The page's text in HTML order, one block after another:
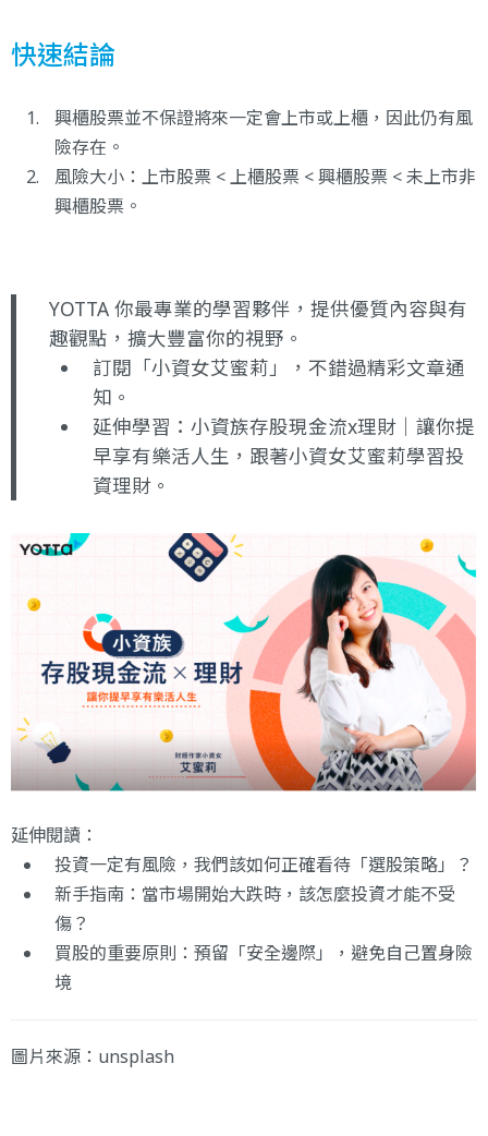
快速結論
興櫃股票並不保證將來一定會上市或上櫃，因此仍有風
險存在。
風險大小：上市股票 < 上櫃股票 < 興櫃股票 < 未上市非
興櫃股票。
YOTTA 你最專業的學習夥伴，提供優質內容與有
趣觀點，擴大豐富你的視野。
訂閱 「小資女艾蜜莉」
，不錯過精彩文章通
知。
延伸學習： 小資族存股現金流x理財｜讓你提
早享有樂活人生 ，跟著小資女艾蜜莉學習投
資理財。
延伸閱讀：
投資一定有風險，我們該如何正確看待「選股策略」？
新手指南：當市場開始大跌時，該怎麼投資才能不受
傷？
買股的重要原則：預留「安全邊際」，避免自己置身險
境
圖片來源： unsplash